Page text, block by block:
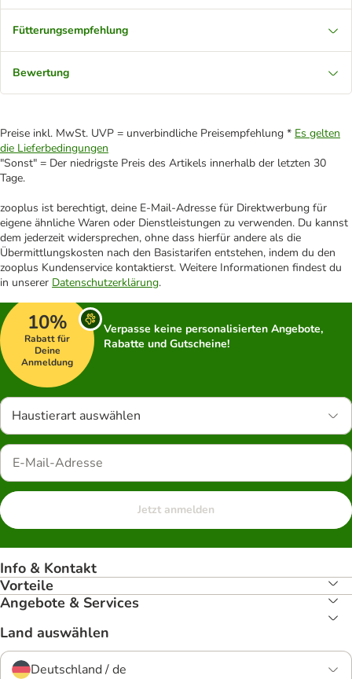
Fütterungsempfehlung
Bewertung
Preise inkl. MwSt. UVP = unverbindliche Preisempfehlung * Es gelten
die Lieferbedingungen
"Sonst" = Der niedrigste Preis des Artikels innerhalb der letzten 30
Tage.
zooplus ist berechtigt, deine E-Mail-Adresse für Direktwerbung für
eigene ähnliche Waren oder Dienstleistungen zu verwenden. Du kannst
dem jederzeit widersprechen, ohne dass hierfür andere als die
Übermittlungskosten nach den Basistarifen entstehen, indem du den
zooplus Kundenservice kontaktierst. Weitere Informationen findest du
in unserer Datenschutzerklärung.
10%
Rabatt für
Deine
Anmeldung
Verpasse keine personalisierten Angebote,
Rabatte und Gutscheine!
Haustierart auswählen
Jetzt anmelden
Info & Kontakt
Vorteile
Angebote & Services
Land auswählen
Deutschland / de